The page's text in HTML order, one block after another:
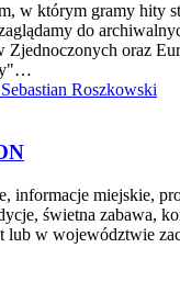
w którym gramy hity
do
Zjednoczonych oraz
Sebastian Roszkowski
informacje miejskie,
świetna zabawa,
lub w województwie